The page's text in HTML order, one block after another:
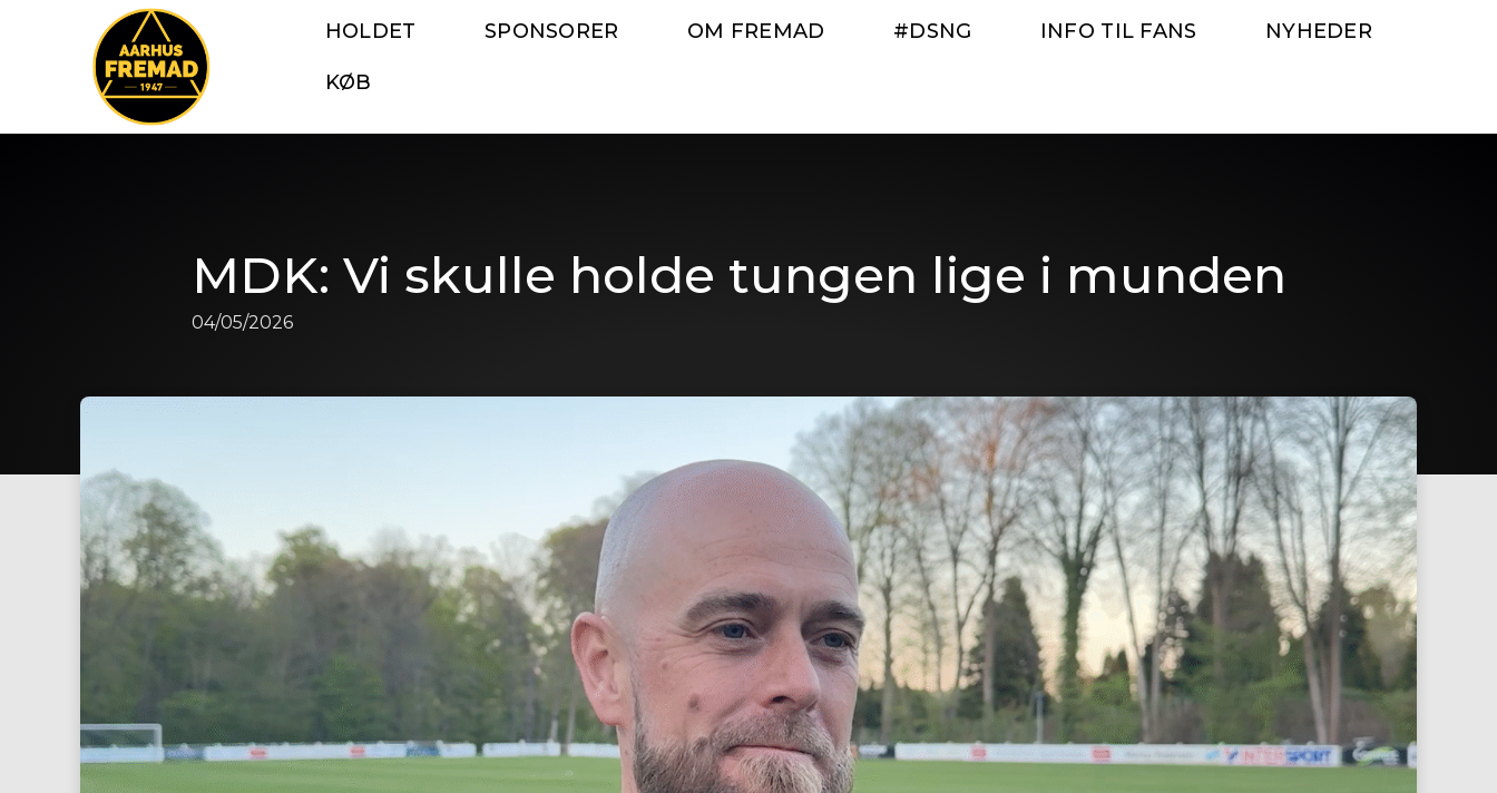
HOLDET SPONSORER OM FREMAD #DSNG INFO TIL FANS NYHEDER
KØB
MDK: Vi skulle holde tungen lige i munden
04/05/2026